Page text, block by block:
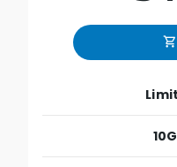
shopping_cart